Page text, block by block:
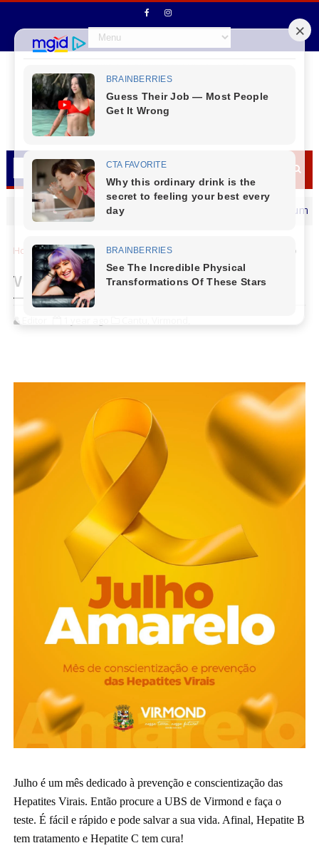
MENSAGEM DIA DOS PAIS Prefeito Jaison Mendes deseja um Feliz dia
Home Cantu Virmond Virmond - Campanha Julho Amarelo
Virmond - Campanha Julho Amarelo
Julho é um mês dedicado à prevenção e conscientização das
Hepatites Virais. Então procure a UBS de Virmond e faça o
teste. É fácil e rápido e pode salvar a sua vida. Afinal, Hepatite B
tem tratamento e Hepatite C tem cura!